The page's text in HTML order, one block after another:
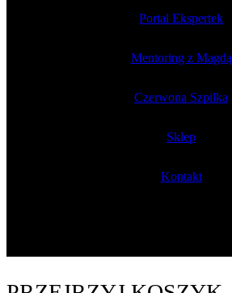
Portal Ekspertek
Mentoring z Magdą
Czerwona Szpilka
Sklep
Kontakt